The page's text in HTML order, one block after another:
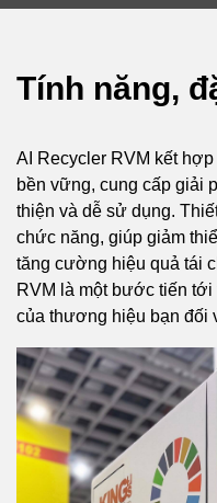
Tính năng,
AI Recycler RVM kết
bền vững, cung cấp giải
thiện và dễ sử dụng.
chức năng, giúp giảm
tăng cường hiệu quả tái
RVM là một bước tiến
của thương hiệu bạn đối